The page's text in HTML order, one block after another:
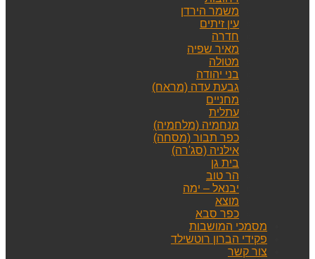
משמר הירדן
עין זיתים
חדרה
מאיר שפיה
מטולה
בני יהודה
גבעת עדה (מראח)
מחניים
עתלית
מנחמיה (מלחמיה)
כפר תבור (מסחה)
אילניה (סג'רה)
בית גן
הר טוב
יבנאל – ימה
מוצא
כפר סבא
מסמכי המושבות
פקידי הברון רוטשילד
צור קשר